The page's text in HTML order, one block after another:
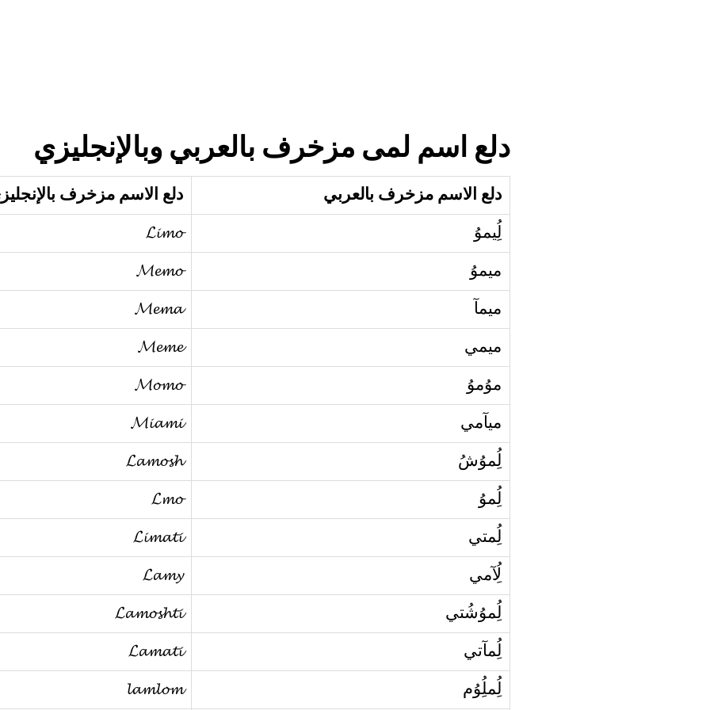
دلع اسم لمى مزخرف بالعربي وبالإنجليزي
دلع الاسم مزخرف بالعربي دلع الاسم مزخرف
لُِيموُ 𝓛𝓲𝓶𝓸
ميموُ 𝓜𝓮𝓶𝓸
ميمآ 𝓜𝓮𝓶𝓪
ميمي 𝓜𝓮𝓶𝓮
موُموُ 𝓜𝓸𝓶𝓸
ميآمي 𝓜𝓲𝓪𝓶𝓲
لُِموُشُ 𝓛𝓪𝓶𝓸𝓼𝓱
لُِموُ 𝓛𝓶𝓸
لُِمتي 𝓛𝓲𝓶𝓪𝓽𝓲
لُِآمي 𝓛𝓪𝓶𝔂
لُِموُشُتي 𝓛𝓪𝓶𝓸𝓼𝓱𝓽𝓲
لُِمآتي 𝓛𝓪𝓶𝓪𝓽𝓲
لُِملُِوُم 𝓵𝓪𝓶𝓵𝓸𝓶